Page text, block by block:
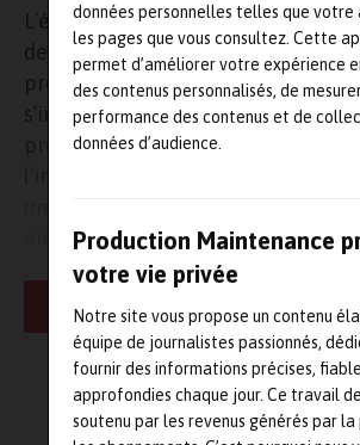
données personnelles telles que votre
les pages que vous consultez. Cette
permet d’améliorer votre expérience
des contenus personnalisés, de
performance des contenus et de
données d’audience.
Production Maintenance
votre vie privée
Notre site vous propose un contenu
équipe de journalistes passionnés,
fournir des informations précises,
approfondies chaque jour. Ce travail
soutenu par les revenus générés par
L’école d’ingénieurs a inauguré le
dernier, en partenariat avec
projet Smart4RES. Ce projet de
s’inscrit dans le cadre de « Horizon
programme européen pour la
entreprises, universités et centres
de six pays de l’Union européenne,
Déployé jusqu’en 2023, Smart4RES a pour
une nouvelle génération de modèles de
de la production des centrales renouvelables
photovoltaïques, hydraulique), dans le but
LIRE LA SUITE
L'AUTEUR